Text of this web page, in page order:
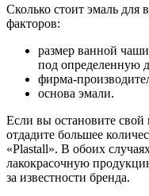
Сколько стоит эмаль для
факторов:
размер ванной
под определенную
фирма-
основа эмали.
Если вы остановите
отдадите большее
«Plastall». В обоих
лакокрасочную
за известности бренда.